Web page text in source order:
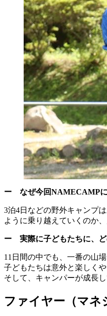
ー なぜ今回NAMECAMPに
3泊4日などの野外キャンプ
ように乗り越えていくのか
ー 実際に子どもたちに、ど
11日間の中でも、一番の山
子どもたちは意外と楽しく
そして、キャンパーが成長
ファイヤー（マネ